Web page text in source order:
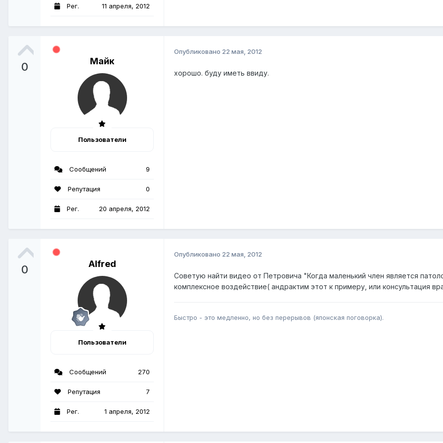
Рег. 11 апреля, 2012
0 Майк
Пользователи
Сообщений 9
Репутация 0
Рег. 20 апреля, 2012
Опубликовано 22 мая, 2012
хорошо. буду иметь ввиду.
0 Alfred
Пользователи
Сообщений 270
Репутация 7
Рег. 1 апреля, 2012
Опубликовано 22 мая, 2012
Советую найти видео от Петровича "Когда маленький член является
комплексное воздействие( андрактим этот к примеру, или консультация
Быстро - это медленно, но без перерывов (японская поговорка).